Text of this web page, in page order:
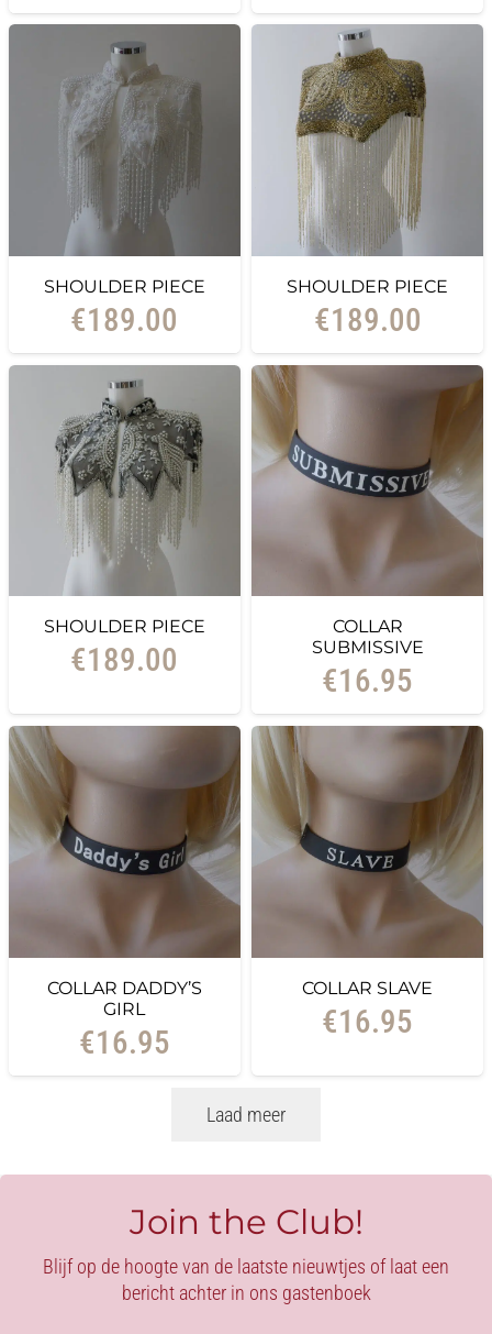
SHOULDER PIECE
€189.00
SHOULDER PIECE
€189.00
SHOULDER PIECE
€189.00
COLLAR
SUBMISSIVE
€16.95
COLLAR DADDY’S
GIRL
€16.95
COLLAR SLAVE
€16.95
Laad meer
Join the Club!
Blijf op de hoogte van de laatste nieuwtjes of laat een
bericht achter in ons gastenboek